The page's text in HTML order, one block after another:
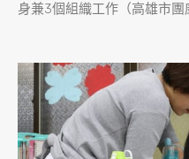
身兼3個組織工作（高雄市